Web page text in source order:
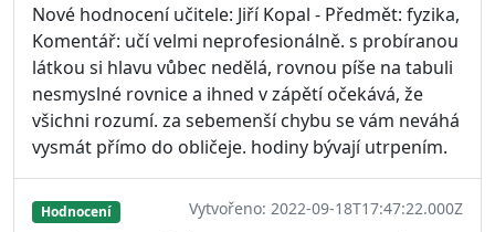
Nové hodnocení učitele: Jiří Kopal - Předmět: fyzika,
Komentář: učí velmi neprofesionálně. s probíranou
látkou si hlavu vůbec nedělá, rovnou píše na tabuli
nesmyslné rovnice a ihned v zápětí očekává, že
všichni rozumí. za sebemenší chybu se vám neváhá
vysmát přímo do obličeje. hodiny bývají utrpením.
Hodnocení Vytvořeno: 2022-09-18T17:47:22.000Z